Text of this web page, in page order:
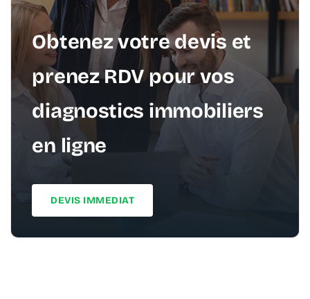
Obtenez votre devis et
prenez RDV pour vos
diagnostics immobiliers
en ligne
DEVIS IMMEDIAT